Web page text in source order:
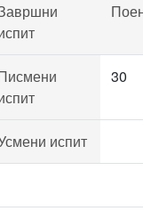
30
испит